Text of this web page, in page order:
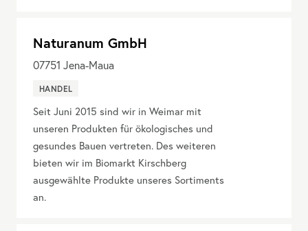
Naturanum GmbH
07751 Jena-Maua
HANDEL
Seit Juni 2015 sind wir in Weimar mit
unseren Produkten für ökologisches und
gesundes Bauen vertreten. Des weiteren
bieten wir im Biomarkt Kirschberg
ausgewählte Produkte unseres Sortiments
an.